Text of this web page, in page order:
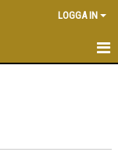
LOGGA IN